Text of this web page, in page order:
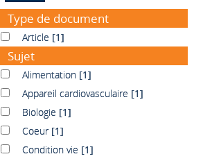
Type de document
ArticleArticle [1]
Sujet
Alimentation
Alimentation [1]
Appareil cardiovasculaire
Appareil cardiovasculaire [1]
BiologieBiologie [1]
CoeurCoeur [1]
Condition vie
Condition vie [1]